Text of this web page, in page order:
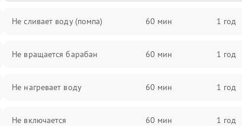
Не сливает воду (помпа) 60 мин 1 год
Не вращается барабан 60 мин 1 год
Не нагревает воду 60 мин 1 год
Не включается 60 мин 1 год